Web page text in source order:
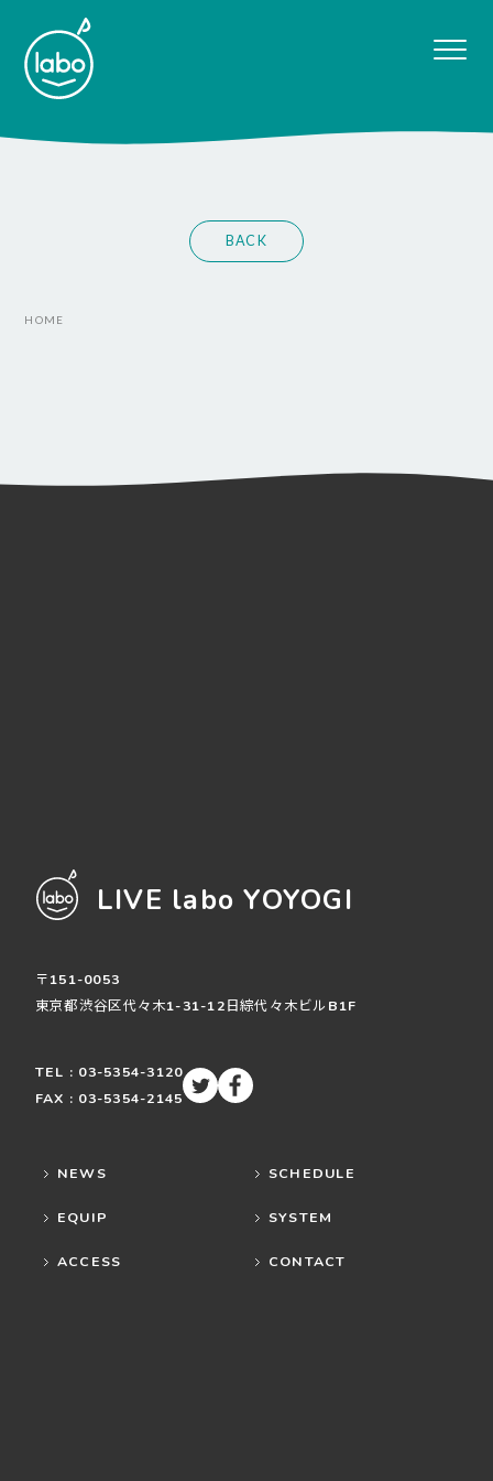
BACK
HOME
LIVE labo YOYOGI
〒151-0053
東京都渋谷区代々木1-31-12日綜代々木ビルB1F
TEL : 03-5354-3120
FAX : 03-5354-2145
NEWS SCHEDULE
EQUIP SYSTEM
ACCESS CONTACT